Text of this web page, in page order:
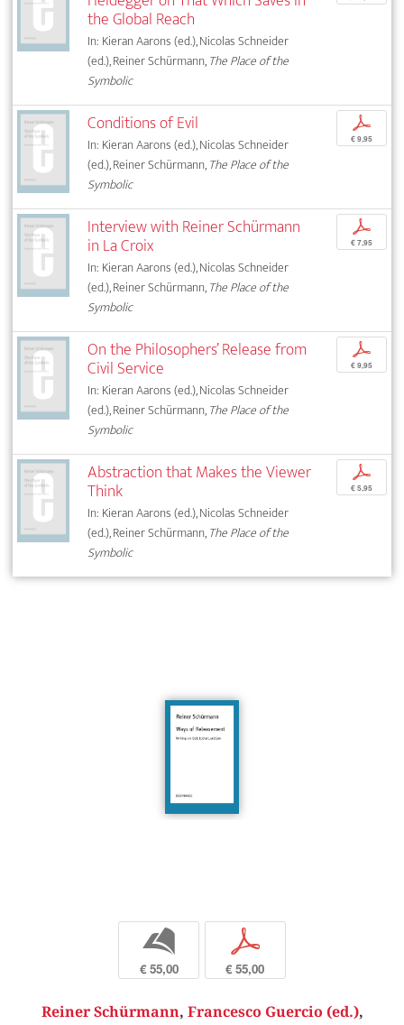
the Global Reach
In: Kieran Aarons (ed.), Nicolas Schneider
(ed.), Reiner Schürmann,The Place of the
Symbolic
Conditions of Evil
In: Kieran Aarons (ed.), Nicolas Schneider
(ed.), Reiner Schürmann,The Place of the
Symbolic
p
€ 9,95
Interview with Reiner Schürmann
in La Croix
In: Kieran Aarons (ed.), Nicolas Schneider
(ed.), Reiner Schürmann,The Place of the
Symbolic
p
€ 7,95
On the Philosophers’ Release from
Civil Service
In: Kieran Aarons (ed.), Nicolas Schneider
(ed.), Reiner Schürmann,The Place of the
Symbolic
p
€ 9,95
Abstraction that Makes the Viewer
Think
In: Kieran Aarons (ed.), Nicolas Schneider
(ed.), Reiner Schürmann,The Place of the
Symbolic
p
€ 5,95
b
€ 55,00
p
€ 55,00
Reiner Schürmann, Francesco Guercio (ed.),